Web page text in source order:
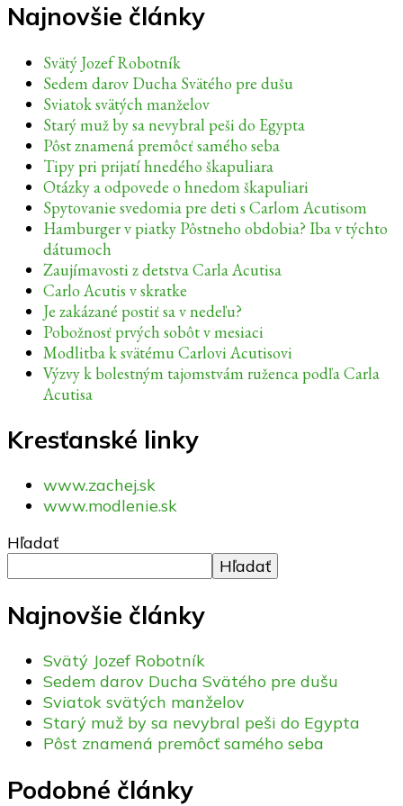
Najnovšie články
Svätý Jozef Robotník
Sedem darov Ducha Svätého pre dušu
Sviatok svätých manželov
Starý muž by sa nevybral peši do Egypta
Pôst znamená premôcť samého seba
Tipy pri prijatí hnedého škapuliara
Otázky a odpovede o hnedom škapuliari
Spytovanie svedomia pre deti s Carlom Acutisom
Hamburger v piatky Pôstneho obdobia? Iba v týchto
dátumoch
Zaujímavosti z detstva Carla Acutisa
Carlo Acutis v skratke
Je zakázané postiť sa v nedeľu?
Pobožnosť prvých sobôt v mesiaci
Modlitba k svätému Carlovi Acutisovi
Výzvy k bolestným tajomstvám ruženca podľa Carla
Acutisa
Kresťanské linky
www.zachej.sk
www.modlenie.sk
Hľadať
Hľadať
Najnovšie články
Svätý Jozef Robotník
Sedem darov Ducha Svätého pre dušu
Sviatok svätých manželov
Starý muž by sa nevybral peši do Egypta
Pôst znamená premôcť samého seba
Podobné články